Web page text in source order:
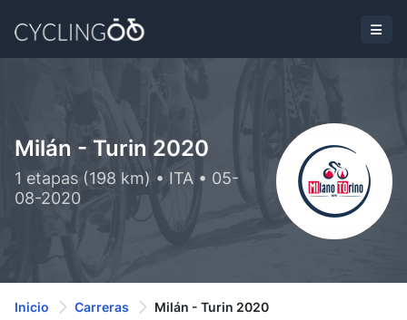
Milán - Turin 2020
1 etapas (198 km) • ITA • 05-
08-2020
Inicio Carreras Milán - Turin 2020